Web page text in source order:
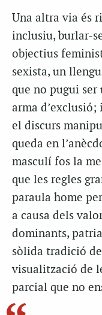
Una altra via és
inclusiu, burlar-
objectius
sexista, un
que no pugui
arma d’exclusió;
el discurs
queda en
masculí fos la
que les regles
paraula home
a causa dels
dominants,
sòlida tradició
visualització de
parcial que no